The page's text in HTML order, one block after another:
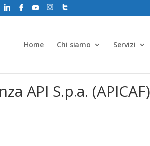
Home Chi siamo Servizi
API S.p.a. (APICAF)